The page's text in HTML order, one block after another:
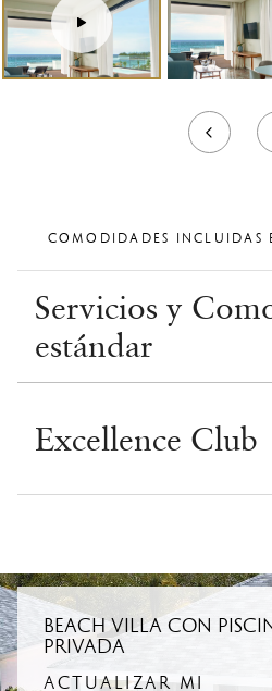
virtual
COMODIDADES INCLUIDAS
Servicios y
estándar
Excellence Club
BEACH VILLA CON
PRIVADA
ACTUALIZAR MI